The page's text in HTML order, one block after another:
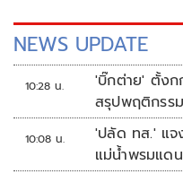
NEWS UPDATE
10:28 น.
'บิ๊กต่าย' ตั้งก
สรุปพฤติกรร
10:08 น.
'ปลัด ทส.' แจ
แม่น้ำพรมแด